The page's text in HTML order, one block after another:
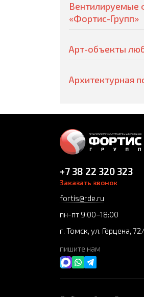
Вентилируемые
«Фортис-Групп»
Арт-объекты
Архитектурная
+7 38 22 320 323
Заказать звонок
fortis@rde.ru
пн-пт 9:00–18:00
г. Томск, ул. Герцена,
пишите нам